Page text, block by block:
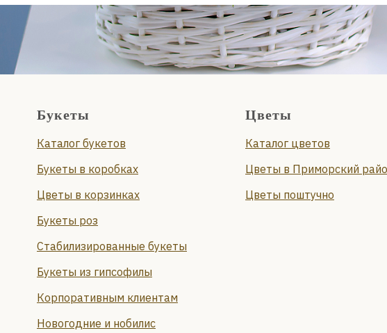
Букеты
Каталог букетов
Букеты в коробках
Цветы в корзинках
Букеты роз
Стабилизированные букеты
Букеты из гипсофилы
Корпоративным клиентам
Новогодние и нобилис
Цветы
Каталог цветов
Цветы в Приморский
Цветы поштучно